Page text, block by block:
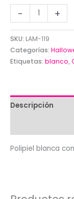
-
blanca
con
motivo
de
(1,40)
cantidad
+
SKU: LAM-119
Categorías:
Etiquetas: blanco,
Descripción
Polipiel blanca